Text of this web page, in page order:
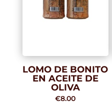
LOMO DE BONITO
EN ACEITE DE
OLIVA
€8.00